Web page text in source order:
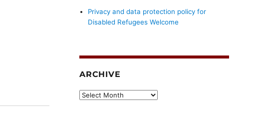
Privacy and data protection policy for
Disabled Refugees Welcome
ARCHIVE
Archive